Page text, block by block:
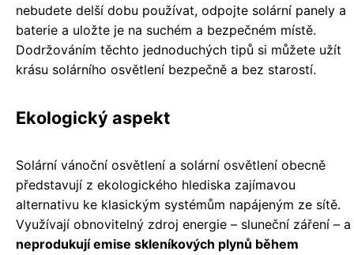
nebudete delší dobu používat, odpojte solární panely a
baterie a uložte je na suchém a bezpečném místě.
Dodržováním těchto jednoduchých tipů si můžete užít
krásu solárního osvětlení bezpečně a bez starostí.
Ekologický aspekt
Solární vánoční osvětlení a solární osvětlení obecně
představují z ekologického hlediska zajímavou
alternativu ke klasickým systémům napájeným ze sítě.
Využívají obnovitelný zdroj energie – sluneční záření – a
neprodukují emise skleníkových plynů během